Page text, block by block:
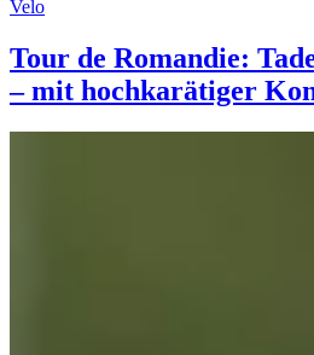
Velo
Tour de Romandie:
– mit hochkarätiger